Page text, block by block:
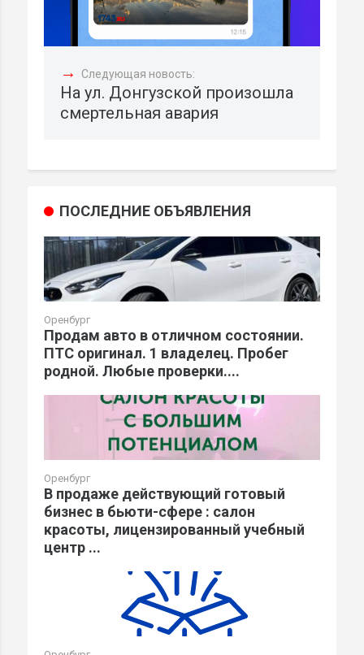
→ Следующая новость:
На ул. Донгузской произошла
смертельная авария
ПОСЛЕДНИЕ ОБЪЯВЛЕНИЯ
Оренбург
Продам авто в отличном состоянии.
ПТС оригинал. 1 владелец. Пробег
родной. Любые проверки....
Оренбург
В продаже действующий готовый
бизнес в бьюти-сфере : салон
красоты, лицензированный учебный
центр ...